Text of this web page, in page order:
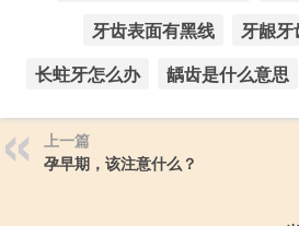
牙齿表面有黑线
牙龈牙
长蛀牙怎么办
龋齿是什么意思
上一篇
孕早期，该注意什么？